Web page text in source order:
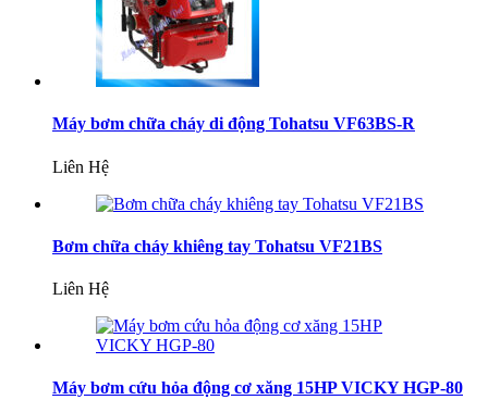
Máy bơm chữa cháy di động Tohatsu VF63BS-R
Liên Hệ
Bơm chữa cháy khiêng tay Tohatsu VF21BS
Liên Hệ
Máy bơm cứu hỏa động cơ xăng 15HP VICKY HGP-80